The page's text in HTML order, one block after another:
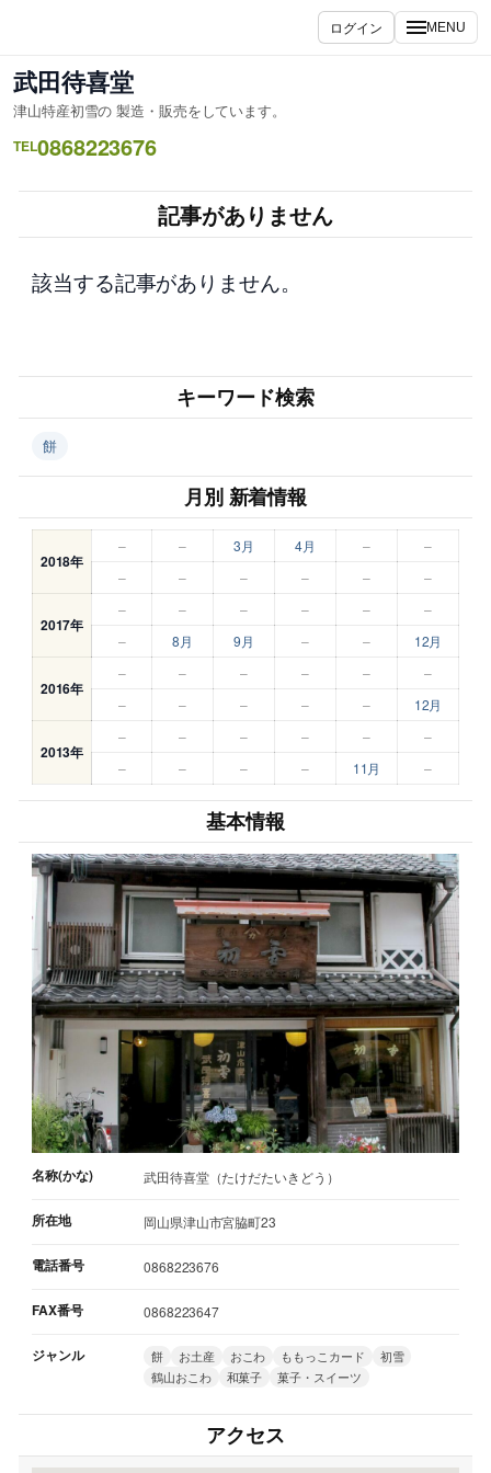
を
ス
キ
ッ
ログイン MENU
武田待喜堂
津山特産初雪の 製造・販売をしています。
TEL0868223676
記事がありません
該当する記事がありません。
キーワード検索
餅
月別 新着情報
2018年
– – 3月 4月 –
–
–
– – – – –
2017年
– – – – –
–
–
8月 9月 – – 12月
2016年
– – – – –
–
–
– – – – 12月
2013年
– – – – –
–
–
– – – 11月 –
基本情報
名称(かな) 武田待喜堂（たけだたいきどう）
所在地 岡山県津山市宮脇町23
電話番号 0868223676
FAX番号 0868223647
ジャンル 餅 お土産 おこわ ももっこカード
初雪
鶴山おこわ
和菓子 菓子・スイーツ
アクセス